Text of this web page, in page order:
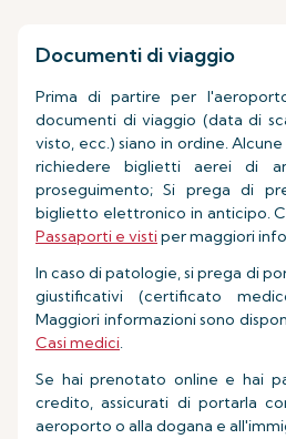
Documenti di viaggio
Prima di partire per
documenti di viaggio (data di
visto, ecc.) siano in ordine.
richiedere biglietti aerei di
proseguimento; Si prega di
biglietto elettronico in anticipo.
Passaporti e vistiper maggiori
In caso di patologie, si prega di
giustificativi (certificato
Maggiori informazioni sono
Casi medici.
Se hai prenotato online e hai
credito, assicurati di portarla
aeroporto o alla dogana e